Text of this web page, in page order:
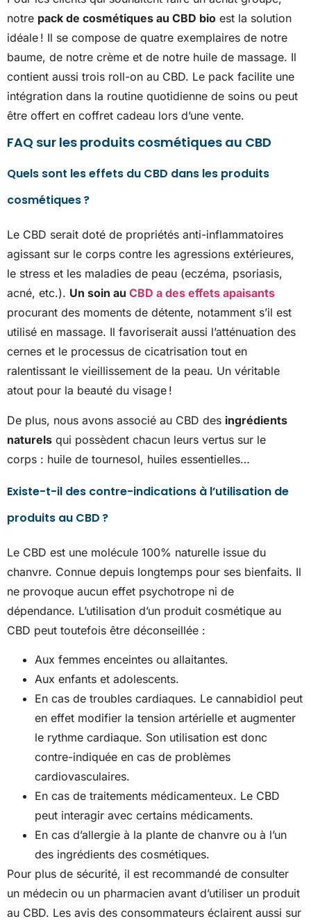
notre pack de cosmétiques au CBD bio est la solution
idéale ! Il se compose de quatre exemplaires de notre
baume, de notre crème et de notre huile de massage. Il
contient aussi trois roll-on au CBD. Le pack facilite une
intégration dans la routine quotidienne de soins ou peut
être offert en coffret cadeau lors d’une vente.
FAQ sur les produits cosmétiques au CBD
Quels sont les effets du CBD dans les produits
cosmétiques ?
Le CBD serait doté de propriétés anti-inflammatoires
agissant sur le corps contre les agressions extérieures,
le stress et les maladies de peau (eczéma, psoriasis,
acné, etc.). Un soin au CBD a des effets apaisants
procurant des moments de détente, notamment s’il est
utilisé en massage. Il favoriserait aussi l’atténuation des
cernes et le processus de cicatrisation tout en
ralentissant le vieillissement de la peau. Un véritable
atout pour la beauté du visage !
De plus, nous avons associé au CBD des ingrédients
naturels qui possèdent chacun leurs vertus sur le
corps : huile de tournesol, huiles essentielles…
Existe-t-il des contre-indications à l’utilisation de
produits au CBD ?
Le CBD est une molécule 100% naturelle issue du
chanvre. Connue depuis longtemps pour ses bienfaits. Il
ne provoque aucun effet psychotrope ni de
dépendance. L’utilisation d’un produit cosmétique au
CBD peut toutefois être déconseillée :
Aux femmes enceintes ou allaitantes.
Aux enfants et adolescents.
En cas de troubles cardiaques. Le cannabidiol peut
en effet modifier la tension artérielle et augmenter
le rythme cardiaque. Son utilisation est donc
contre-indiquée en cas de problèmes
cardiovasculaires.
En cas de traitements médicamenteux. Le CBD
peut interagir avec certains médicaments.
En cas d’allergie à la plante de chanvre ou à l’un
des ingrédients des cosmétiques.
Pour plus de sécurité, il est recommandé de consulter
un médecin ou un pharmacien avant d’utiliser un produit
au CBD. Les avis des consommateurs éclairent aussi sur